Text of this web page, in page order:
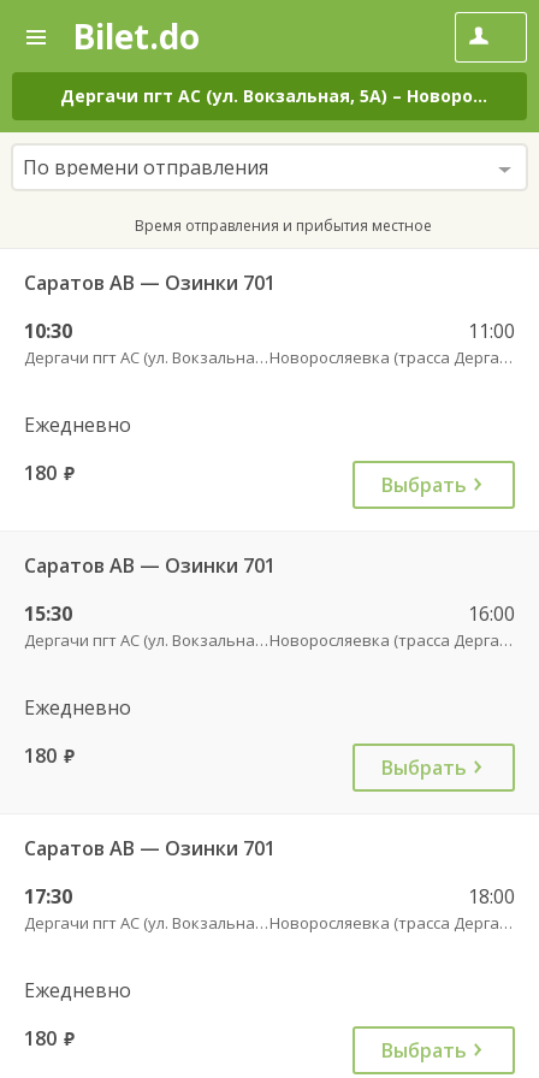
—
Поиск
и
покупка
билетов
на
автобус
онлайн
Bilet.do
Дергачи пгт АС (ул. Вокзальная, 5А) – Новоросляевка (трасса Дергачи-Озинки)
По времени отправления
Время отправления и прибытия местное
Саратов АВ — Озинки 701
10:30
Дергачи пгт АС (ул. Вокзальная, 5А)
11:00
Новоросляевка (трасса Дергачи-Озинки)
Ежедневно
180 руб. Выбрать
Саратов АВ — Озинки 701
15:30
Дергачи пгт АС (ул. Вокзальная, 5А)
16:00
Новоросляевка (трасса Дергачи-Озинки)
Ежедневно
180 руб. Выбрать
Саратов АВ — Озинки 701
17:30
Дергачи пгт АС (ул. Вокзальная, 5А)
18:00
Новоросляевка (трасса Дергачи-Озинки)
Ежедневно
180 руб. Выбрать